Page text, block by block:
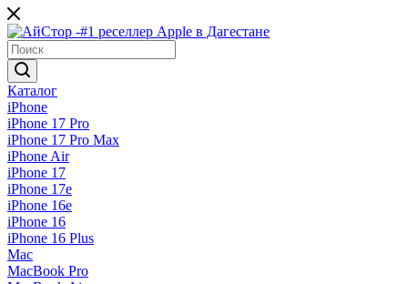
Каталог
iPhone
iPhone 17 Pro
iPhone 17 Pro Max
iPhone Air
iPhone 17
iPhone 17e
iPhone 16e
iPhone 16
iPhone 16 Plus
Mac
MacBook Pro